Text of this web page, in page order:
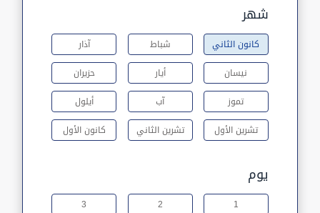
شهر
كانون الثاني شباط
آذار
نيسان
أيار
حزيران
تموز
آب
أيلول
تشرين الأول
تشرين الثاني كانون الأول
يوم
1
2
3